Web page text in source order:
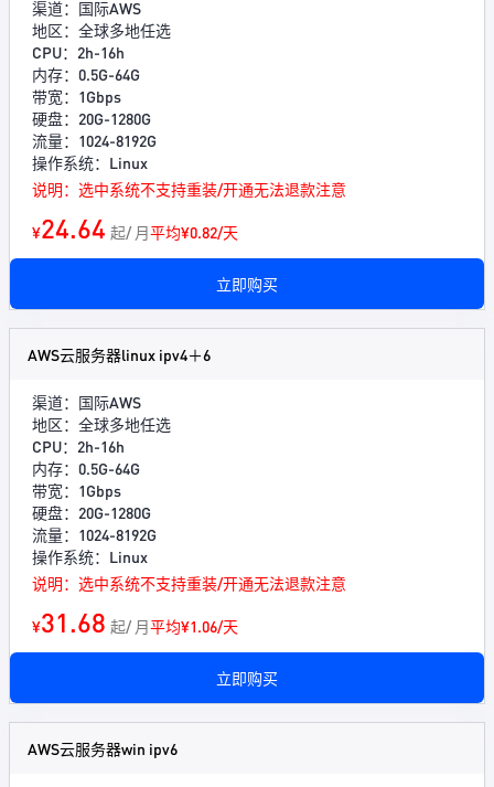
渠道：国际AWS
地区：全球多地任选
CPU：2h-16h
内存：0.5G-64G
带宽：1Gbps
硬盘：20G-1280G
流量：1024-8192G
操作系统：Linux
说明：选中系统不支持重装/开通无法退款注意
¥24.64 起/ 月平均¥0.82/天
立即购买
AWS云服务器linux ipv4＋6
渠道：国际AWS
地区：全球多地任选
CPU：2h-16h
内存：0.5G-64G
带宽：1Gbps
硬盘：20G-1280G
流量：1024-8192G
操作系统：Linux
说明：选中系统不支持重装/开通无法退款注意
¥31.68 起/ 月平均¥1.06/天
立即购买
AWS云服务器win ipv6